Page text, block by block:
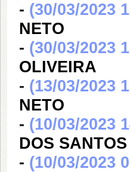
- (30/03/2023
NETO
- (30/03/2023
OLIVEIRA
- (13/03/2023
NETO
- (10/03/2023
DOS
- (10/03/2023